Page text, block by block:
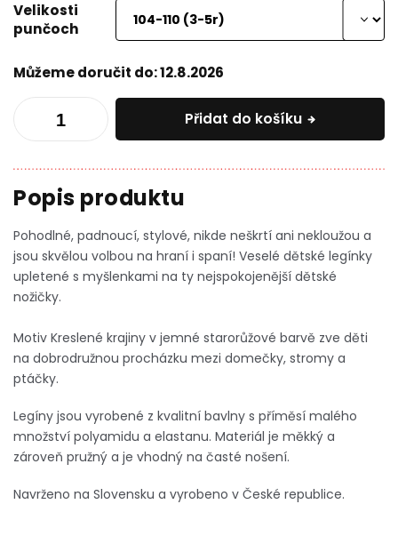
Velikosti
punčoch
Můžeme doručit do:12.8.2026
Přidat do košíku
Pohodlné, padnoucí, stylové, nikde neškrtí ani nekloužou a
jsou skvělou volbou na hraní i spaní! Veselé dětské legínky
upletené s myšlenkami na ty nejspokojenější dětské
nožičky.
Motiv Kreslené krajiny v jemné starorůžové barvě zve děti
na dobrodružnou procházku mezi domečky, stromy a
ptáčky.
Legíny jsou vyrobené z kvalitní bavlny s příměsí malého
množství polyamidu a elastanu. Materiál je měkký a
zároveň pružný a je vhodný na časté nošení.
Navrženo na Slovensku a vyrobeno v České republice.